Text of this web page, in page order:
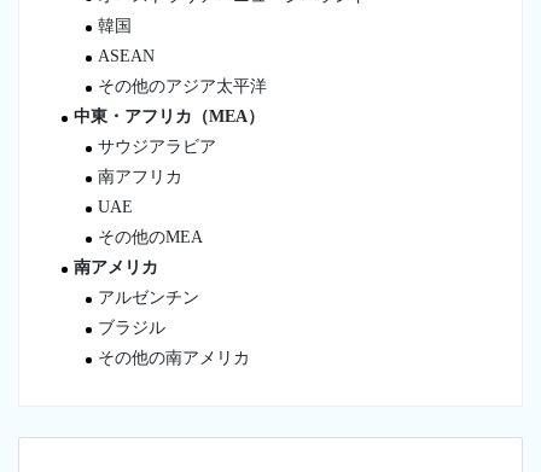
韓国
ASEAN
その他のアジア太平洋
中東・アフリカ（MEA）
サウジアラビア
南アフリカ
UAE
その他のMEA
南アメリカ
アルゼンチン
ブラジル
その他の南アメリカ